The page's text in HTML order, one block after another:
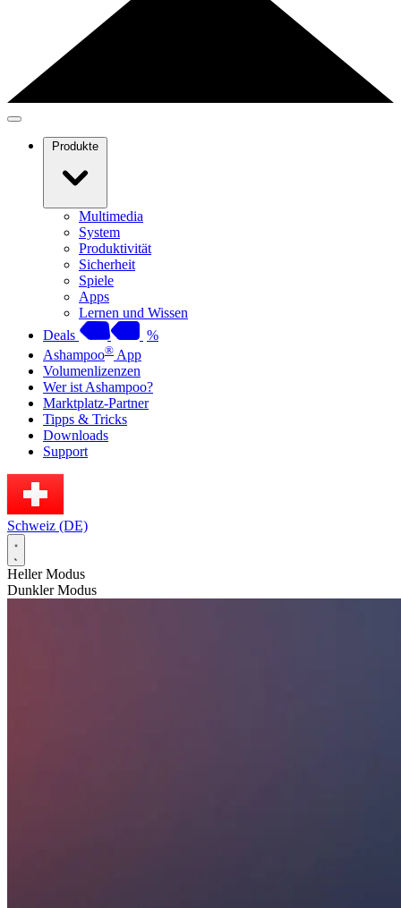
Produkte
Multimedia
System
Produktivität
Sicherheit
Spiele
Apps
Lernen und Wissen
Deals
%
Ashampoo® App
Volumenlizenzen
Wer ist Ashampoo?
Marktplatz-Partner
Tipps & Tricks
Downloads
Support
Schweiz (DE)
Heller Modus
Dunkler Modus